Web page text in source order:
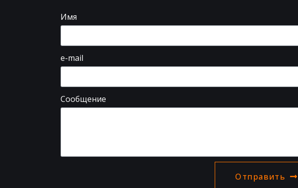
Имя
e-mail
Сообщение
Отправить